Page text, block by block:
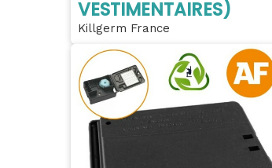
VESTIMENTAIRES)
Killgerm France